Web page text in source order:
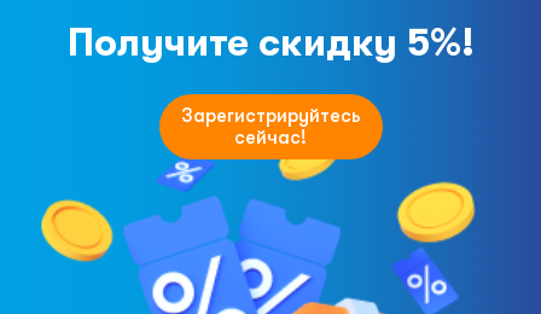
Получите скидку 5%!
Зарегистрируйтесь
сейчас!